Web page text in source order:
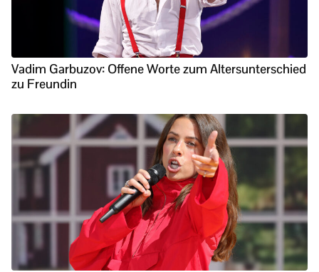
Vadim Garbuzov: Offene Worte zum Altersunterschied
zu Freundin